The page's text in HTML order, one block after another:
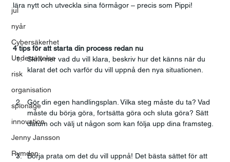
jul
nyår
Cybersäkerhet
Underrättelse
risk
organisation
spionage
innovation
Jenny Jansson
Rymden
lära nytt och utveckla sina förmågor – precis som Pippi!
4 tips för att starta din process redan nu
Skriv ner vad du vill klara, beskriv hur det känns när du
klarat det och varför du vill uppnå den nya situationen.
Gör din egen handlingsplan. Vilka steg måste du ta? Vad
måste du börja göra, fortsätta göra och sluta göra? Sätt
datum och välj ut någon som kan följa upp dina framsteg.
Börja prata om det du vill uppnå! Det bästa sättet för att